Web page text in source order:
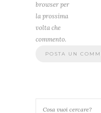
browser per
la prossima
volta che
commento.